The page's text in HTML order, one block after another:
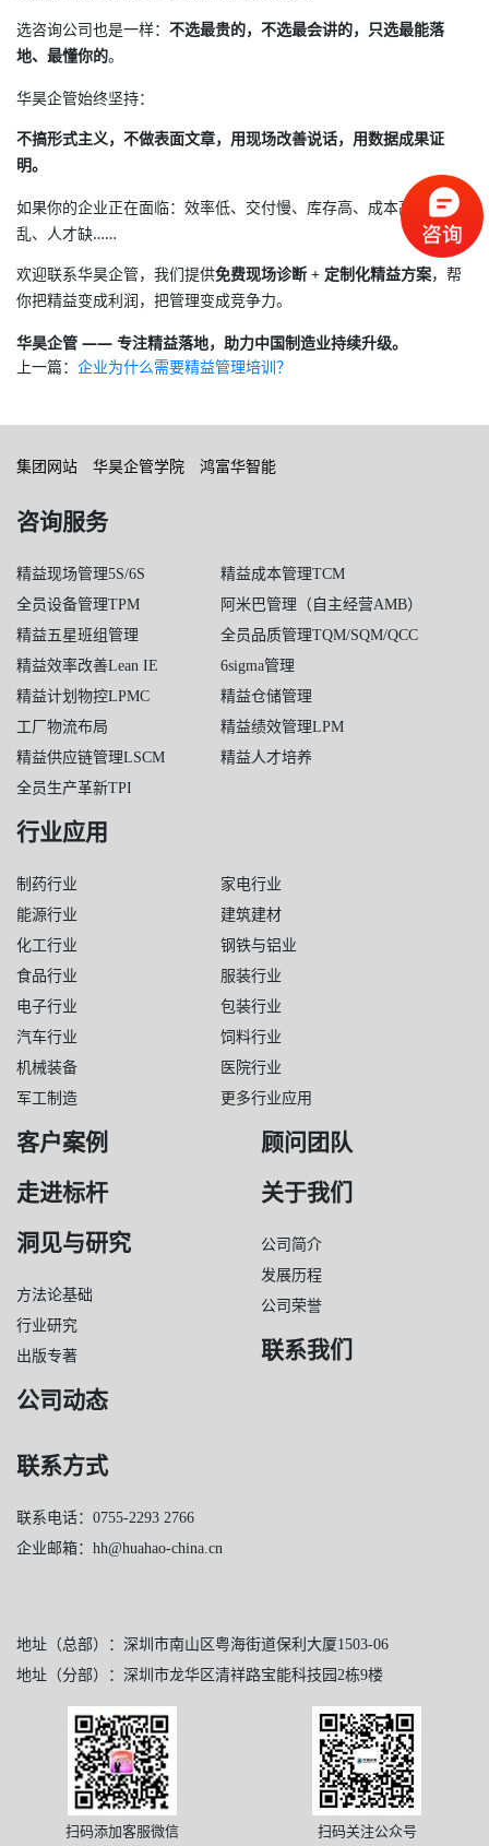
选咨询公司也是一样： 不选最贵的，不选最会讲的，只选最能落
地、最懂你的。
华昊企管始终坚持：
不搞形式主义，不做表面文章，用现场改善说话，用数据成果证
明。
如果你的企业正在面临：效率低、交付慢、库存高、成本高、管理
乱、人才缺……
欢迎联系华昊企管，我们提供免费现场诊断 + 定制化精益方案，帮
你把精益变成利润，把管理变成竞争力。
华昊企管 —— 专注精益落地，助力中国制造业持续升级。
上一篇： 企业为什么需要精益管理培训？
集团网站 华昊企管学院 鸿富华智能
咨询服务
精益现场管理5S/6S
全员设备管理TPM
精益五星班组管理
精益效率改善Lean IE
精益计划物控LPMC
工厂物流布局
精益供应链管理LSCM
全员生产革新TPI
精益成本管理TCM
阿米巴管理（自主经营AMB）
全员品质管理TQM/SQM/QCC
6sigma管理
精益仓储管理
精益绩效管理LPM
精益人才培养
行业应用
制药行业
能源行业
化工行业
食品行业
电子行业
汽车行业
机械装备
军工制造
家电行业
建筑建材
钢铁与铝业
服装行业
包装行业
饲料行业
医院行业
更多行业应用
客户案例
走进标杆
洞见与研究
方法论基础
行业研究
出版专著
公司动态
顾问团队
关于我们
公司简介
发展历程
公司荣誉
联系我们
联系方式
联系电话：0755-2293 2766
企业邮箱：hh@huahao-china.cn
地址（总部）：深圳市南山区粤海街道保利大厦1503-06
地址（分部）：深圳市龙华区清祥路宝能科技园2栋9楼
扫码添加客服微信 扫码关注公众号